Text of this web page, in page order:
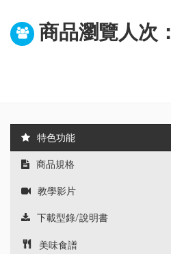
商品瀏覽人次：
特色功能
商品規格
教學影片
下載型錄/說明書
美味食譜